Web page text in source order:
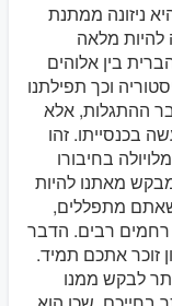
ניזונה ממתנת
להיות מלאה
בין אלוהים
וכך תפילתנו
ההתגלות, אלא
בכנסייתו. זהו
בחיבורו
[116] כשהוא מבקש מאתנו להיות
מתפללים,
רבים. הדבר
זוכר אתכם תמיד.
לבקש ממנו